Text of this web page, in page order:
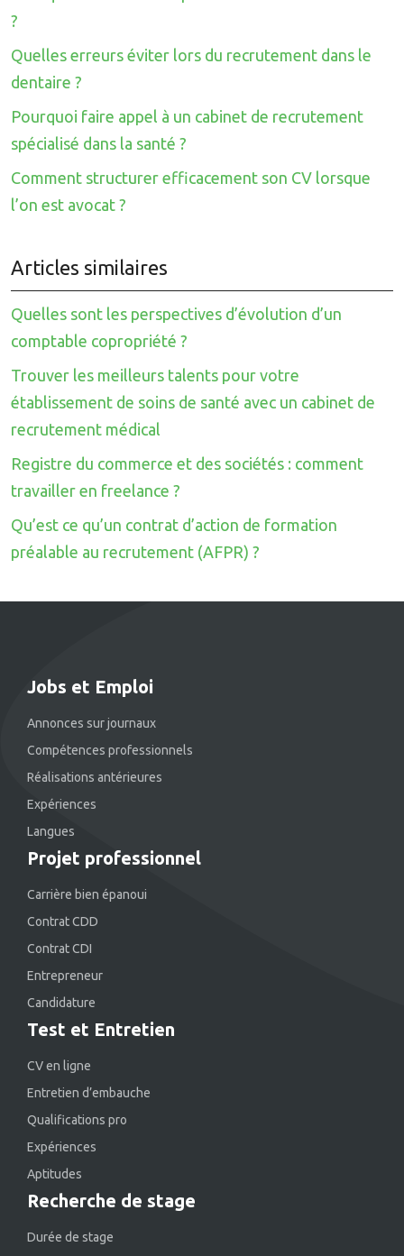
?
Quelles erreurs éviter lors du recrutement dans le
dentaire ?
Pourquoi faire appel à un cabinet de recrutement
spécialisé dans la santé ?
Comment structurer efficacement son CV lorsque
l’on est avocat ?
Articles similaires
Quelles sont les perspectives d’évolution d’un
comptable copropriété ?
Trouver les meilleurs talents pour votre
établissement de soins de santé avec un cabinet de
recrutement médical
Registre du commerce et des sociétés : comment
travailler en freelance ?
Qu’est ce qu’un contrat d’action de formation
préalable au recrutement (AFPR) ?
Jobs et Emploi
Annonces sur journaux
Compétences professionnels
Réalisations antérieures
Expériences
Langues
Projet professionnel
Carrière bien épanoui
Contrat CDD
Contrat CDI
Entrepreneur
Candidature
Test et Entretien
CV en ligne
Entretien d’embauche
Qualifications pro
Expériences
Aptitudes
Recherche de stage
Durée de stage